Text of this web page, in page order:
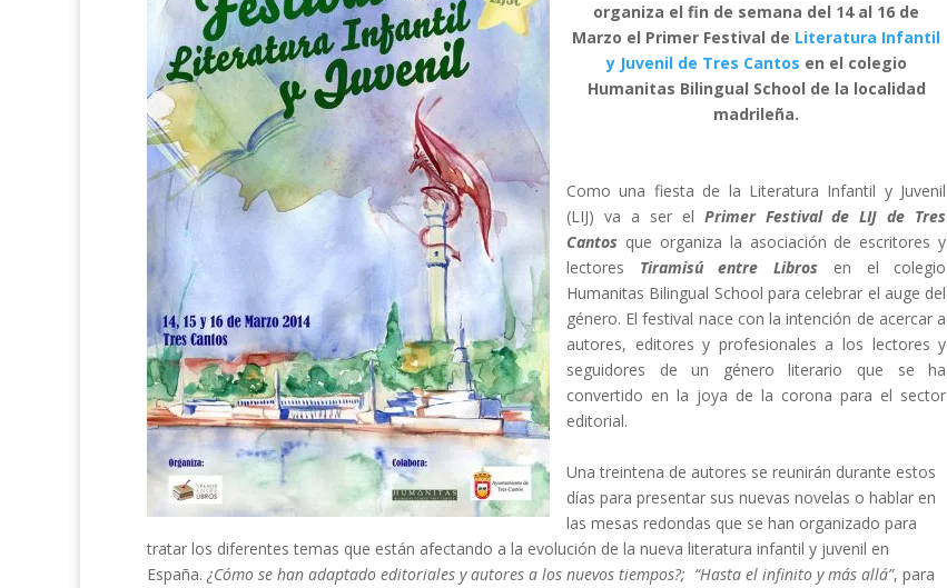
organiza el fin de semana del 14 al 16 de
Marzo el Primer Festival de Literatura Infantil
y Juvenil de Tres Cantos en el colegio
Humanitas Bilingual School de la localidad
madrileña.
Como una fiesta de la Literatura Infantil y Juvenil
(LIJ) va a ser el Primer Festival de LIJ de Tres
Cantos que organiza la asociación de escritores y
lectores Tiramisú entre Libros en el colegio
Humanitas Bilingual School para celebrar el auge del
género. El festival nace con la intención de acercar a
autores, editores y profesionales a los lectores y
seguidores de un género literario que se ha
convertido en la joya de la corona para el sector
editorial.
Una treintena de autores se reunirán durante estos
días para presentar sus nuevas novelas o hablar en
las mesas redondas que se han organizado para
tratar los diferentes temas que están afectando a la evolución de la nueva literatura infantil y juvenil en
España. ¿Cómo se han adaptado editoriales y autores a los nuevos tiempos?; “Hasta el infinito y más allá”, para